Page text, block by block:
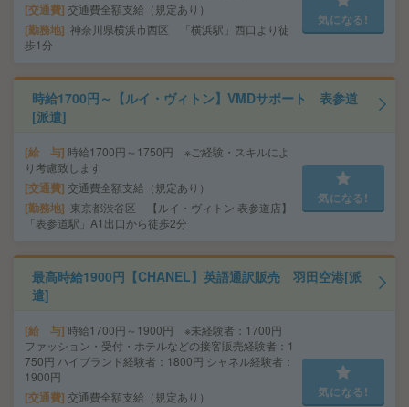
交通費 交通費全額支給（規定あり）
勤務地 神奈川県横浜市西区 「横浜駅」西口より徒
歩1分
気になる!
時給1700円～【ルイ・ヴィトン】VMDサポート 表参道
[派遣]
給 与 時給1700円～1750円 ※ご経験・スキルによ
り考慮致します
交通費 交通費全額支給（規定あり）
勤務地
東京都渋谷区 【ルイ・ヴィトン 表参道店】
「表参道駅」A1出口から徒歩2分
気になる!
最高時給1900円【CHANEL】英語通訳販売 羽田空港[派
遣]
給 与 時給1700円～1900円 ※未経験者：1700円
ファッション・受付・ホテルなどの接客販売経験者：1
750円 ハイブランド経験者：1800円 シャネル経験者：
1900円
交通費 交通費全額支給（規定あり） 気になる!